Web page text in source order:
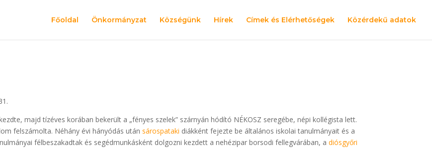
Főoldal Önkormányzat Községünk Hírek Címek és Elérhetőségek Közérdekű adatok
majd tízéves korában bekerült a „fényes szelek” szárnyán hódító NÉKOSZ seregébe, népi kollégista lett.
felszámolta. Néhány évi hányódás utánsárospataki diákként fejezte be általános iskolai tanulmányait és a
félbeszakadtak és segédmunkásként dolgozni kezdett a nehézipar borsodi fellegvárában, adiósgyőri